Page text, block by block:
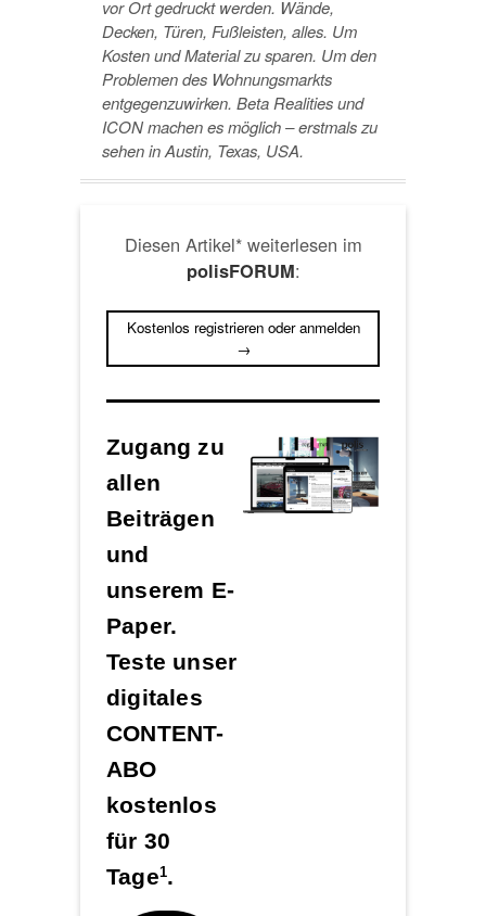
vor Ort gedruckt werden. Wände,
Decken, Türen, Fußleisten, alles. Um
Kosten und Material zu sparen. Um den
Problemen des Wohnungsmarkts
entgegenzuwirken. Beta Realities und
ICON machen es möglich – erstmals zu
sehen in Austin, Texas, USA.
Diesen Artikel* weiterlesen im
polisFORUM:
Kostenlos registrieren oder anmelden
→
Zugang zu
allen
Beiträgen
und
unserem E-
Paper.
Teste unser
digitales
CONTENT-
ABO
kostenlos
für 30
Tage1.